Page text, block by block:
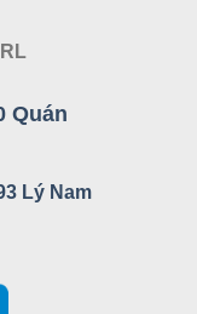
Quán
Lý Nam